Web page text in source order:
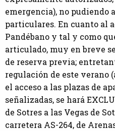
emergencia), no pudiendo
particulares. En cuanto al
Pandébano y tal y como
articulado, muy en breve
de reserva previa;
regulación de este verano
el acceso a las plazas de
señalizadas, se hará
de Sotres a las Vegas de
carretera AS-264, de